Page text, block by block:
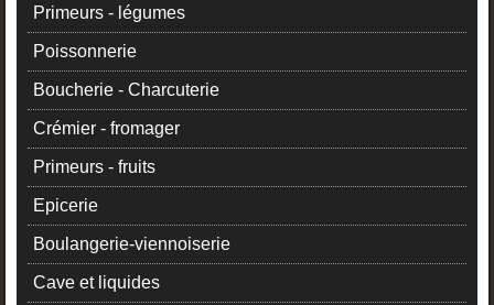
Primeurs - légumes
Poissonnerie
Boucherie - Charcuterie
Crémier - fromager
Primeurs - fruits
Epicerie
Boulangerie-viennoiserie
Cave et liquides